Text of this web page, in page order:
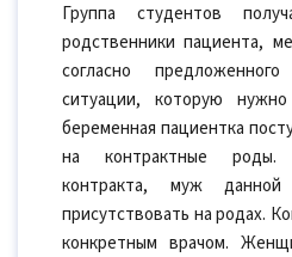
Группа студентов
родственники пациента,
согласно
ситуации, которую
беременная пациентка
на контрактные роды.
контракта, муж данной
присутствовать на родах.
конкретным врачом.